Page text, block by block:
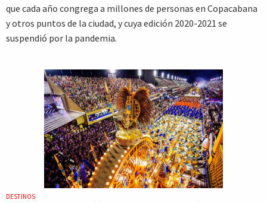
que cada año congrega a millones de personas en Copacabana
y otros puntos de la ciudad, y cuya edición 2020-2021 se
suspendió por la pandemia.
DESTINOS